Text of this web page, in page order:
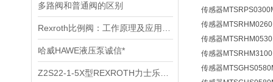
多路阀和普通阀的区别
哈威HAWE液压泵诚信*
传感器
传感器
传感器
传感器
传感器